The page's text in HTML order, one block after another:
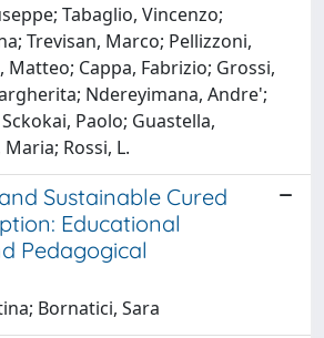
Tabaglio, Vincenzo;
Trevisan, Marco; Pellizzoni,
Matteo; Cappa, Fabrizio; Grossi,
Ndereyimana, Andre';
Paolo; Guastella,
Rossi, L.
Sustainable Cured
Educational
Pedagogical
Bornatici, Sara